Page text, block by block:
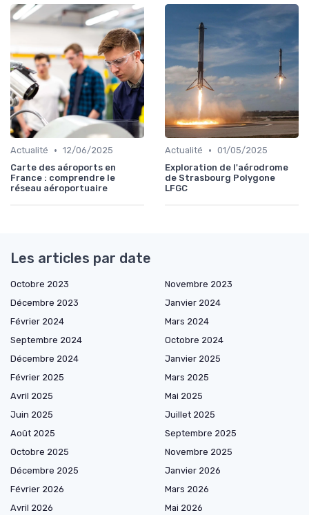
Actualité • 12/06/2025
Carte des aéroports en
France : comprendre le
réseau aéroportuaire
Actualité • 01/05/2025
Exploration de l'aérodrome
de Strasbourg Polygone
LFGC
Les articles par date
Octobre 2023
Novembre 2023
Décembre 2023
Janvier 2024
Février 2024
Mars 2024
Septembre 2024
Octobre 2024
Décembre 2024
Janvier 2025
Février 2025
Mars 2025
Avril 2025
Mai 2025
Juin 2025
Juillet 2025
Août 2025
Septembre 2025
Octobre 2025
Novembre 2025
Décembre 2025
Janvier 2026
Février 2026
Mars 2026
Avril 2026
Mai 2026